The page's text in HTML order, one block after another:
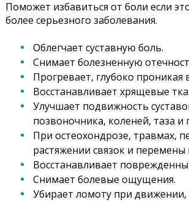
Поможет избавиться от боли если
более серьезного заболевания.
Облегчает суставную боль.
Снимает болезненную
Прогревает, глубоко проникая
Восстанавливает хрящевые
Улучшает подвижность
позвоночника, коленей, таза и
При остеохондрозе, травмах,
растяжении связок и перемены
Восстанавливает
Снимает болевые ощущения.
Убирает ломоту при движении,